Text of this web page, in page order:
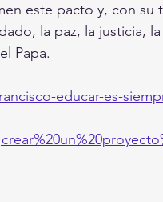
este pacto y, con su
la paz, la justicia,
Papa.
educar-es-